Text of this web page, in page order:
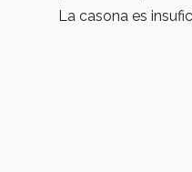
La casona es